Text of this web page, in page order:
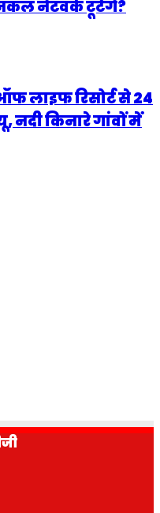
नेटवर्क टूटेंगे?
लाइफ रिसोर्ट से 24
नदी किनारे गांवों में